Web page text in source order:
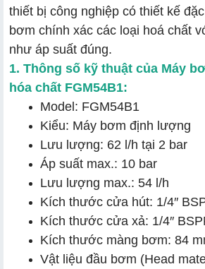
thiết bị công nghiệp có thiết kế
bơm chính xác các loại hoá chất
như áp suất đúng.
1. Thông số kỹ thuật của Máy
hóa chất FGM54B1:
Model: FGM54B1
Kiểu: Máy bơm định lượng
Lưu lượng: 62 l/h tại 2 bar
Áp suất max.: 10 bar
Lưu lượng max.: 54 l/h
Kích thước cửa hút: 1/4″
Kích thước cửa xả: 1/4″
Kích thước màng bơm: 84
Vật liệu đầu bơm (Head